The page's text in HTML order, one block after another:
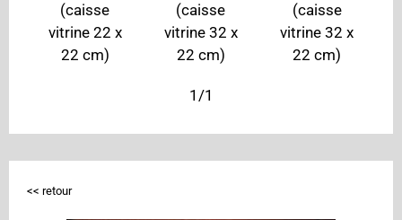
(caisse
vitrine 22 x
22 cm)
(caisse
vitrine 32 x
22 cm)
(caisse
vitrine 32 x
22 cm)
1/1
<< retour